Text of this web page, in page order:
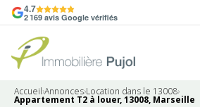
4.7
2 169 avis Google vérifiés
Accueil›Annonces›Location dans le 13008›
Appartement T2 à louer, 13008, Marseille